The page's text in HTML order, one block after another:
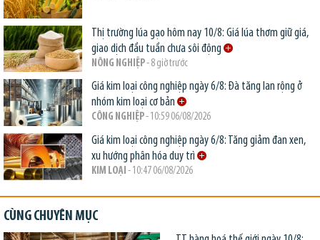
Thị trường lúa gạo hôm nay 10/8: Giá lúa thơm giữ giá,
giao dịch đầu tuần chưa sôi động
NÔNG NGHIỆP- 8 giờ trước
Giá kim loại công nghiệp ngày 6/8: Đà tăng lan rộng ở
nhóm kim loại cơ bản
CÔNG NGHIỆP- 10:59 06/08/2026
Giá kim loại công nghiệp ngày 6/8: Tăng giảm đan xen,
xu hướng phân hóa duy trì
KIM LOẠI - 10:47 06/08/2026
CÙNG CHUYÊN MỤC